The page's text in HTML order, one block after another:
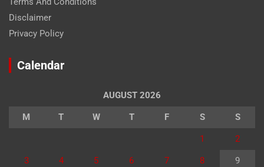
Disclaimer
Privacy Policy
Calendar
AUGUST 2026
M T W T F S S
1 2
3 4 5 6 7 8 9